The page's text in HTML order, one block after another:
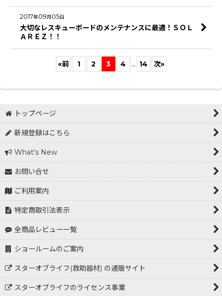
2017年09月 05日
大切なレスキューボードのメンテナンスに最適！ＳＯＬ
ＡＲＥＺ！！
«前 1 2 3 4 ... 14 次»
トップページ
新規登録はこちら
What's New
お問い合せ
ご利用案内
特定商取引法表示
全商品レビュー一覧
ショールームのご案内
スターオブライフ(救助器材) の通販サイト
スターオブライフのライセンス事業